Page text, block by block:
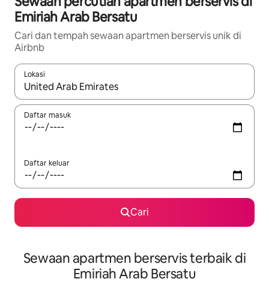
Emiriah Arab Bersatu
Cari dan tempah sewaan apartmen berservis unik di
Airbnb
Lokasi
Apabila hasil tersedia, navigasi dengan kekunci anak panah
Daftar masuk
Daftar keluar
Cari
Sewaan apartmen berservis terbaik di
Emiriah Arab Bersatu